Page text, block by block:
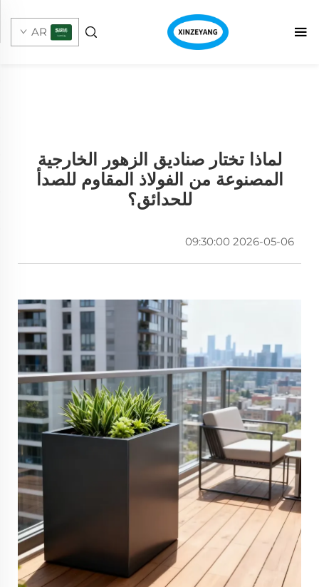
AR
لماذا تختار صناديق الزهور الخارجية
المصنوعة من الفولاذ المقاوم للصدأ
للحدائق؟
2026-05-06 09:30:00